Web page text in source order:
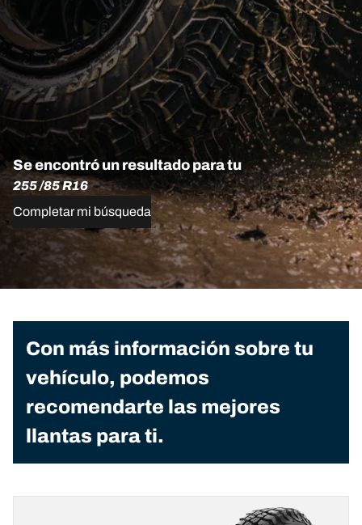
Se encontró un resultado para tu
255 /85 R16
Completar mi búsqueda
Con más información sobre tu
vehículo, podemos
recomendarte las mejores
llantas para ti.